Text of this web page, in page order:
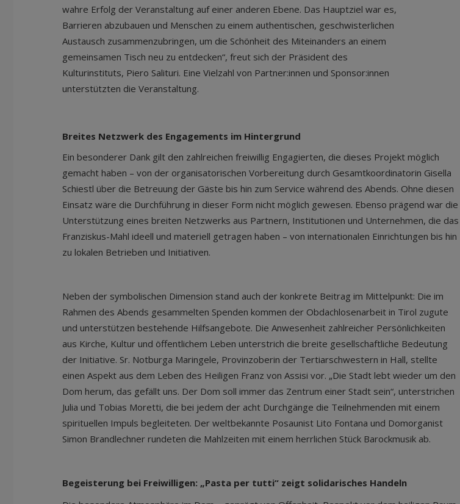
wahre Erfolg der Veranstaltung auf einer anderen Ebene. Das Hauptziel war es,
Barrieren abzubauen und Menschen zu einem authentischen, geschwisterlichen
Austausch zusammenzubringen, um die Schönheit des Miteinanders an einem
gemeinsamen Tisch neu zu entdecken“, freut sich der Präsident des
Kulturinstituts, Piero Salituri. Eine Vielzahl von Partner:innen und Sponsor:innen
unterstützten die Veranstaltung.
Breites Netzwerk des Engagements im Hintergrund
Ein besonderer Dank gilt den zahlreichen freiwillig Engagierten, die dieses Projekt möglich
gemacht haben – von der organisatorischen Vorbereitung durch Gesamtkoordinatorin Gisella
Schiestl über die Betreuung der Gäste bis hin zum Service während des Abends. Ohne diesen
Einsatz wäre die Durchführung in dieser Form nicht möglich gewesen. Ebenso prägend war die
Unterstützung eines breiten Netzwerks aus Partnern, Institutionen und Unternehmen, die das
Franziskus-Mahl ideell und materiell getragen haben – von internationalen Einrichtungen bis hin
zu lokalen Betrieben und Initiativen.
Neben der symbolischen Dimension stand auch der konkrete Beitrag im Mittelpunkt: Die im
Rahmen des Abends gesammelten Spenden kommen der Obdachlosenarbeit in Tirol zugute
und unterstützen bestehende Hilfsangebote. Die Anwesenheit zahlreicher Persönlichkeiten
aus Kirche, Kultur und öffentlichem Leben unterstrich die breite gesellschaftliche Bedeutung
der Initiative. Sr. Notburga Maringele, Provinzoberin der Tertiarschwestern in Hall, stellte
einen Aspekt aus dem Leben des Heiligen Franz von Assisi vor. „Die Stadt lebt wieder um den
Dom herum, das gefällt uns. Der Dom soll immer das Zentrum einer Stadt sein“, unterstrichen
Julia und Tobias Moretti, die bei jedem der acht Durchgänge die Teilnehmenden mit einem
spirituellen Impuls begleiteten. Der weltbekannte Posaunist Lito Fontana und Domorganist
Simon Brandlechner rundeten die Mahlzeiten mit einem herrlichen Stück Barockmusik ab.
Begeisterung bei Freiwilligen: „Pasta per tutti“ zeigt solidarisches Handeln